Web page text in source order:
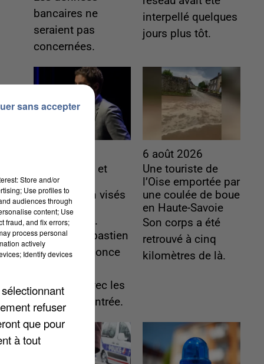
bancaires ne
seraient pas
concernées.
interpellé quelques
jours plus tôt.
Gabriel Attal et
Raphaël
Glucksmann visés
par des
ingérences...
Sollicité, Sébastien
Lecornu annonce
commun" avec les
partis à la rentrée.
6 août 2026
Une touriste de
l’Oise emportée par
une coulée de boue
en Haute-Savoie
Son corps a été
retrouvé à cinq
kilomètres de là.
Store and/or
Use profiles to
audiences through
content; Use
fraud, and fix errors;
process personal
actively
Identify devices
refuser
que pour
à tout
sans accepter